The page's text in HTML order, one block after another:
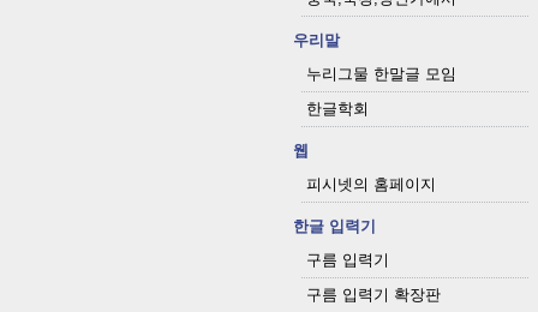
우리말
누리그물 한말글 모임
한글학회
웹
피시넷의 홈페이지
한글 입력기
구름 입력기
구름 입력기 확장판